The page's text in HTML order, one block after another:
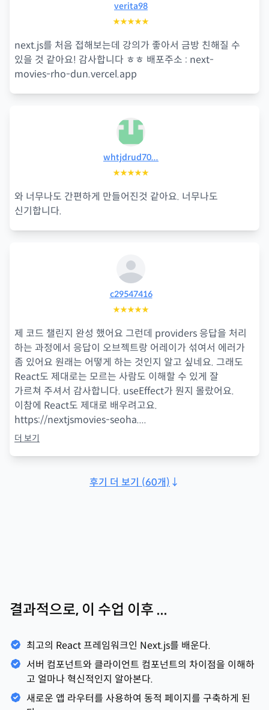
verita98
★★★★★
next.js를 처음 접해보는데 강의가 좋아서 금방 친해질 수
있을 것 같아요! 감사합니다 ㅎㅎ 배포주소 : next-
movies-rho-dun.vercel.app
whtjdrud70...
★★★★★
와 너무나도 간편하게 만들어진것 같아요. 너무나도
신기합니다.
c29547416
★★★★★
제 코드 챌린지 완성 했어요 그런데 providers 응답을 처리
하는 과정에서 응답이 오브젝트랑 어레이가 섞여서 에러가
좀 있어요 원래는 어떻게 하는 것인지 알고 싶네요. 그래도
React도 제대로는 모르는 사람도 이해할 수 있게 잘
가르쳐 주셔서 감사합니다. useEffect가 뭔지 몰랐어요.
이참에 React도 제대로 배우려고요.
https://nextjsmovies-seoha....
더 보기
후기 더 보기 (60개) ↓
결과적으로, 이 수업 이후 ...
최고의 React 프레임워크인 Next.js를 배운다.
서버 컴포넌트와 클라이언트 컴포넌트의 차이점을 이해하
고 얼마나 혁신적인지 알아본다.
새로운 앱 라우터를 사용하여 동적 페이지를 구축하게 된